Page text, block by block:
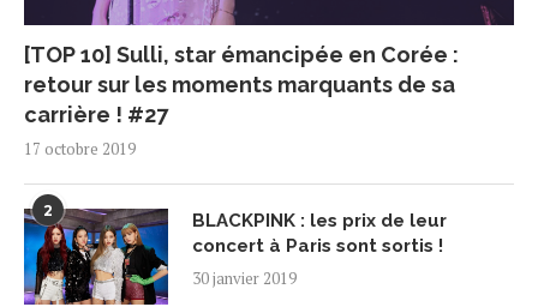
[TOP 10] Sulli, star émancipée en Corée :
retour sur les moments marquants de sa
carrière ! #27
17 octobre 2019
2
BLACKPINK : les prix de leur
concert à Paris sont sortis !
30 janvier 2019